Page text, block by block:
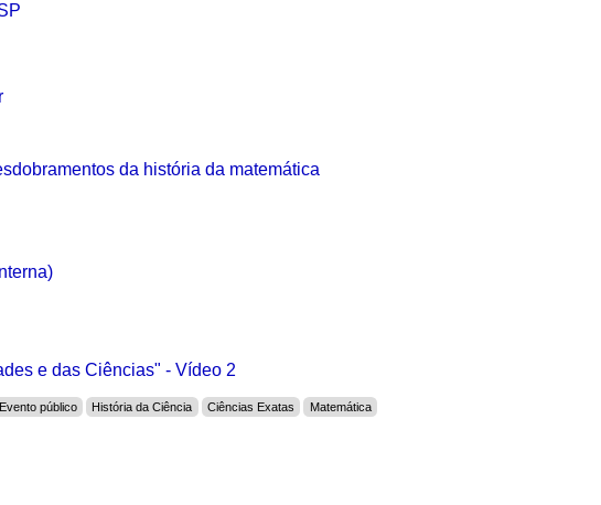
da história da matemática
e das Ciências" - Vídeo 2
Evento público História da Ciência Ciências Exatas Matemática